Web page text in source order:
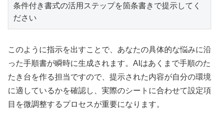
条件付き書式の活用ステップを箇条書きで提示してく
ださい
このように指示を出すことで、あなたの具体的な悩みに沿
った手順書が瞬時に生成されます。AIはあくまで手順のた
たき台を作る担当ですので、提示された内容が自分の環境
に適しているかを確認し、実際のシートに合わせて設定項
目を微調整するプロセスが重要になります。